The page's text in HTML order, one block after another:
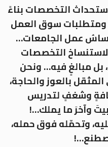
التخصصات بناءً
ومتطلبات سوق العمل
عمل الجامعات…
التخصصات
بل مبالغٍ فيه… ونحن
بالعوز والحاجة،
وشغفٍ لتدريس
وآخرَ ما يملك…!
وتحمّله فوق حمله،